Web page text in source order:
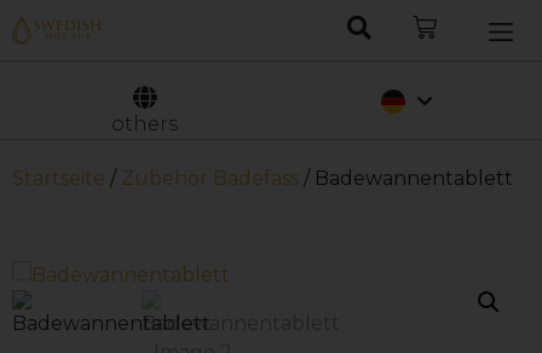
others
Nederlands
Startseite / Zubehör Badefass / Badewannentablett